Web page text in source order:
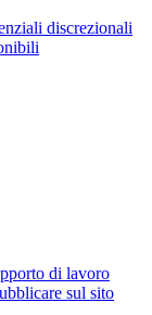
discrezionali
di lavoro
sul sito